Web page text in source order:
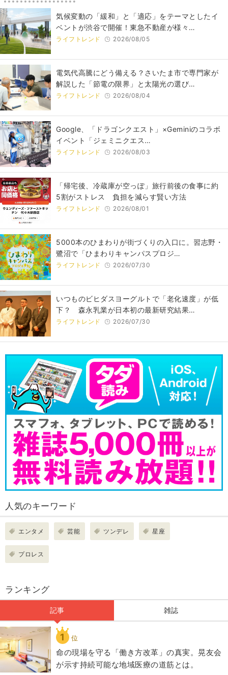
気候変動の「緩和」と「適応」をテーマとしたイ
ベントが渋谷で開催！東急不動産が様々…
ライフトレンド 2026/08/05
電気代高騰にどう備える？さいたま市で専門家が
解説した「節電の限界」と太陽光の選び…
ライフトレンド 2026/08/04
Google、「ドラゴンクエスト」×Geminiのコラボ
イベント「ジェミニクエス…
ライフトレンド 2026/08/03
「帰宅後、冷蔵庫が空っぽ」旅行前後の食事に約
5割がストレス 負担を減らす賢い方法
ライフトレンド 2026/08/01
5000本のひまわりが街づくりの入口に。習志野・
鷺沼で「ひまわりキャンパスプロジ…
ライフトレンド 2026/07/30
いつものビヒダスヨーグルトで「老化速度」が低
下？ 森永乳業が日本初の最新研究結果…
ライフトレンド 2026/07/30
人気のキーワード
エンタメ 芸能 ツンデレ 星座
プロレス
ランキング
記事 雑誌
1 位
​命の現場を守る「働き方改革」の真実。晃友会
が示す持続可能な地域医療の道筋とは。